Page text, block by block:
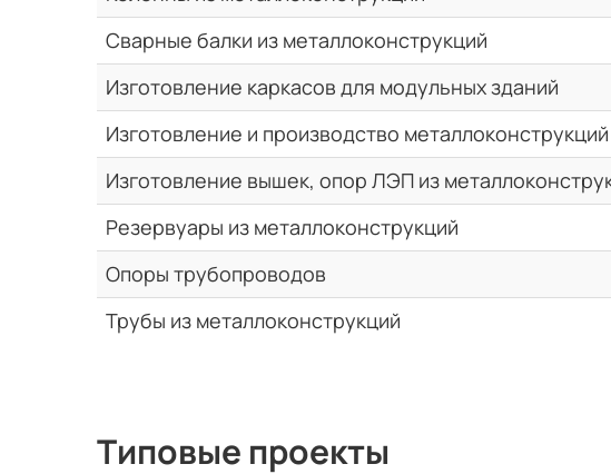
Сварные балки из металлоконструкций
Изготовление каркасов для модульных зданий
Изготовление и производство
Изготовление вышек, опор ЛЭП из
Резервуары из металлоконструкций
Опоры трубопроводов
Трубы из металлоконструкций
Типовые проекты